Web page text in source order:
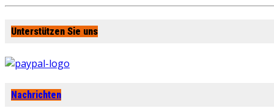
Unterstützen Sie uns
Nachrichten